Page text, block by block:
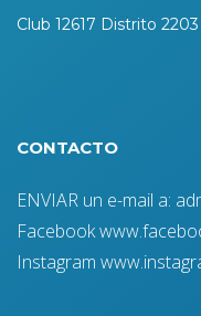
Club 12617 Distrito 2203
CONTACTO
ENVIAR un e-mail a:
Facebook
Instagram